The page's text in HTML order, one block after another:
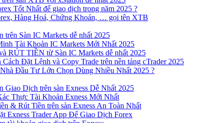
Tốt Nhất để giao dịch trong năm 2025 ?
Hàng Hoá, Chứng Khoán, … gọi tên XTB
Sàn IC Markets dễ nhất 2025
Tài Khoản IC Markets Mới Nhất 2025
RÚT TIỀN từ Sàn IC Markets dễ nhất 2025
Đặt Lệnh và Copy Trade trên nền tảng cTrader 2025
Đầu Tư Lớn Chọn Dùng Nhiều Nhất 2025 ?
Giao Dịch trên sàn Exness Dễ Nhất 2025
Thực Tài Khoản Exness Mới Nhất
& Rút Tiền trên sàn Exness An Toàn Nhất
Exness Trader App Để Giao Dịch Forex